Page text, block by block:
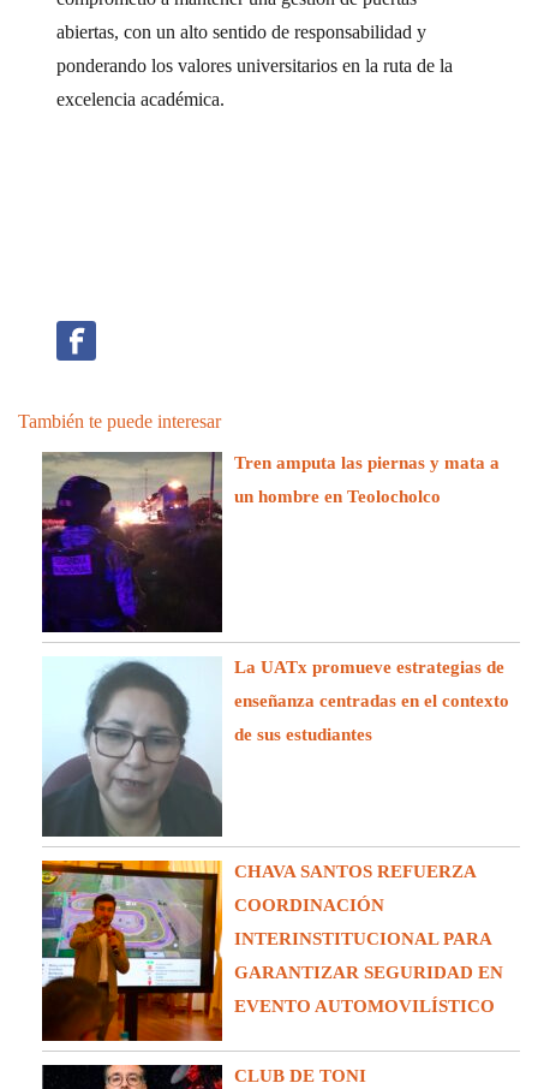
abiertas, con un alto sentido de responsabilidad y
ponderando los valores universitarios en la ruta de la
excelencia académica.
También te puede interesar
Tren amputa las piernas y mata a
un hombre en Teolocholco
La UATx promueve estrategias de
enseñanza centradas en el contexto
de sus estudiantes
CHAVA SANTOS REFUERZA
COORDINACIÓN
INTERINSTITUCIONAL PARA
GARANTIZAR SEGURIDAD EN
EVENTO AUTOMOVILÍSTICO
CLUB DE TONI